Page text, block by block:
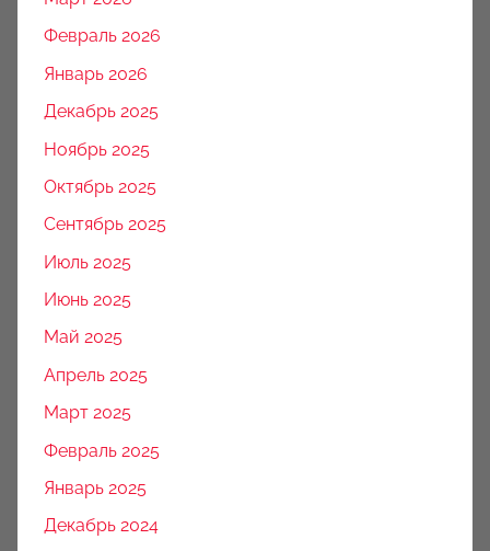
Февраль 2026
Январь 2026
Декабрь 2025
Ноябрь 2025
Октябрь 2025
Сентябрь 2025
Июль 2025
Июнь 2025
Май 2025
Апрель 2025
Март 2025
Февраль 2025
Январь 2025
Декабрь 2024